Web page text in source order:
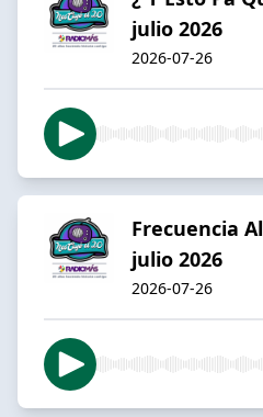
julio 2026
2026-07-26
Frecuencia
julio 2026
2026-07-26